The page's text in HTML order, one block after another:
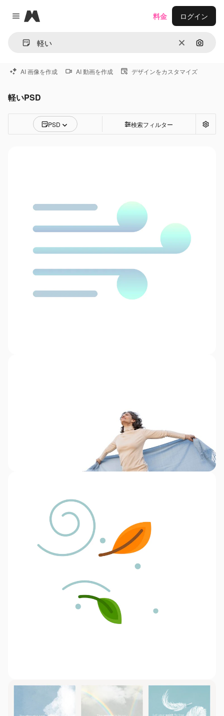
Close menu
Magnific
消去 画像で
料金 ログイン
AI 画像を作成 AI 動画を作成 デザインをカスタマイズ
軽いPSD
PSD 検索フィルター